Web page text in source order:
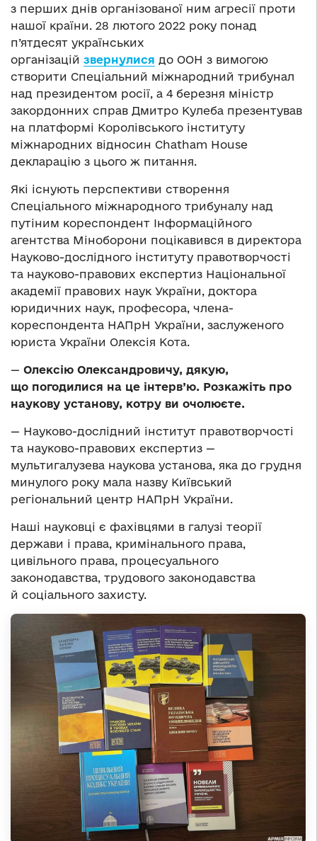
з перших днів організованої ним агресії проти
нашої країни. 28 лютого 2022 року понад
п’ятдесят українських
організацій звернулися до ООН з вимогою
створити Спеціальний міжнародний трибунал
над президентом росії, а 4 березня міністр
закордонних справ Дмитро Кулеба презентував
на платформі Королівського інституту
міжнародних відносин Chatham House
декларацію з цього ж питання.
Які існують перспективи створення
Спеціального міжнародного трибуналу над
путіним кореспондент Інформаційного
агентства Міноборони поцікавився в директора
Науково-дослідного інституту правотворчості
та науково-правових експертиз Національної
академії правових наук України, доктора
юридичних наук, професора, члена-
кореспондента НАПрН України, заслуженого
юриста України Олексія Кота.
— Олексію Олександровичу, дякую,
що погодилися на це інтерв’ю. Розкажіть про
наукову установу, котру ви очолюєте.
— Науково-дослідний інститут правотворчості
та науково-правових експертиз —
мультигалузева наукова установа, яка до грудня
минулого року мала назву Київський
регіональний центр НАПрН України.
Наші науковці є фахівцями в галузі теорії
держави і права, кримінального права,
цивільного права, процесуального
законодавства, трудового законодавства
й соціального захисту.